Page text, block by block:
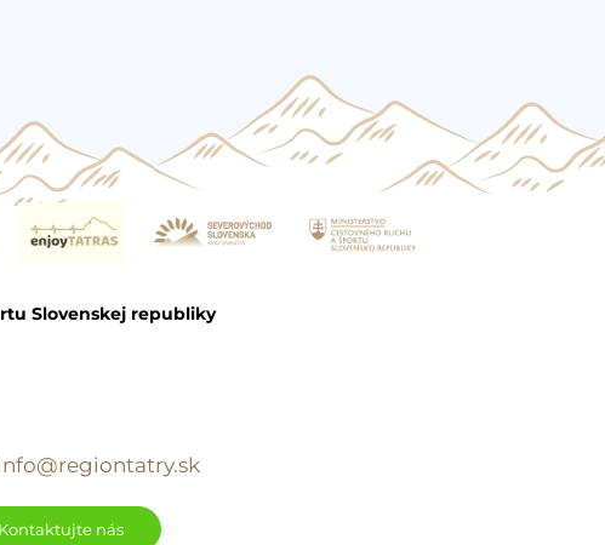
Slovenskej republiky
Kontaktujte nás